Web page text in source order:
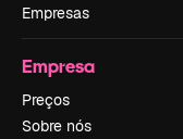
Empresas
Empresa
Preços
Sobre nós